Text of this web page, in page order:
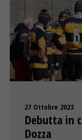
27 Ottobre 2023
Debutta in
Dozza